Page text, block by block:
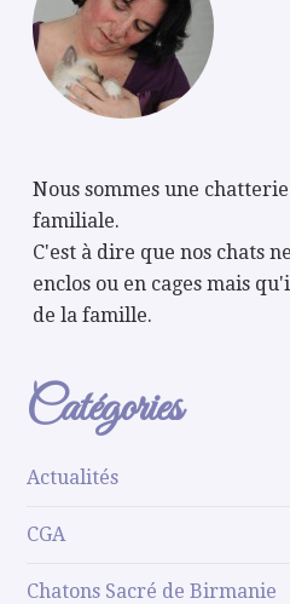
Nous sommes une
familiale.
C'est à dire que nos chats
enclos ou en cages mais
de la famille.
Catégories
Actualités
CGA
Chatons Sacré de Birmanie